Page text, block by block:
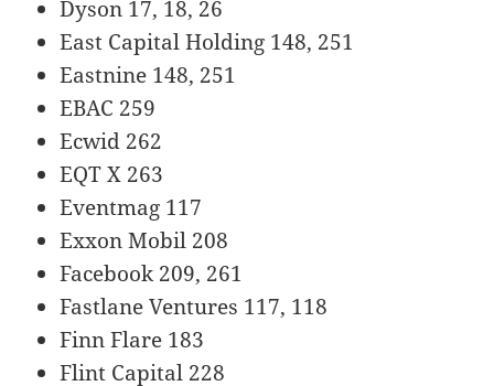
Dyson 17, 18, 26
East Capital Holding 148, 251
Eastnine 148, 251
EBAC 259
Ecwid 262
EQT X 263
Eventmag 117
Exxon Mobil 208
Facebook 209, 261
Fastlane Ventures 117, 118
Finn Flare 183
Flint Capital 228